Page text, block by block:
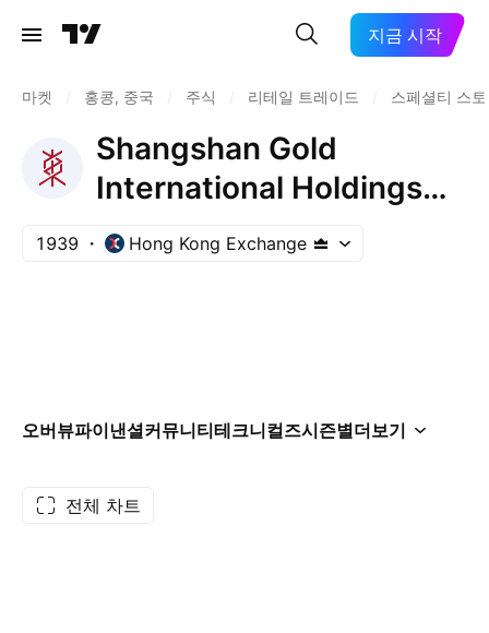
지금 시작
마켓 홍콩, 중국 주식 리테일 트레이드 스페셜티 스
Shangshan Gold
International Holdings
Limited
1939 Hong Kong Exchange
오버뷰파이낸셜커뮤니티테크니컬즈시즌별더보기
전체 차트